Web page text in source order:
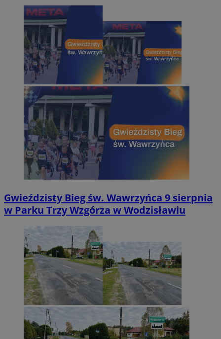
Gwieździsty Bieg św. Wawrzyńca 9 sierpnia
w Parku Trzy Wzgórza w Wodzisławiu